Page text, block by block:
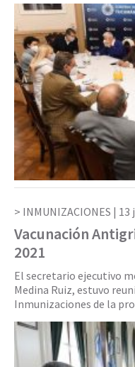
INMUNIZACIONES | 13
Vacunación
2021
El secretario ejecutivo
Medina Ruiz, estuvo
Inmunizaciones de la